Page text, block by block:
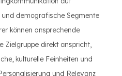
demografische Segmente
können ansprechende
Zielgruppe direkt anspricht,
kulturelle Feinheiten und
und Relevanz